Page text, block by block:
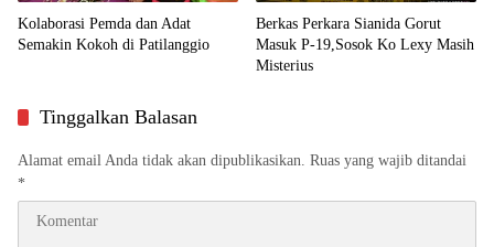
Kolaborasi Pemda dan Adat
Semakin Kokoh di Patilanggio
Berkas Perkara Sianida Gorut
Masuk P-19,Sosok Ko Lexy Masih
Misterius
Tinggalkan Balasan
Alamat email Anda tidak akan dipublikasikan. Ruas yang wajib ditandai
*